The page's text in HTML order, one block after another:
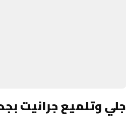
جلي وتلميع جرانيت بجدة